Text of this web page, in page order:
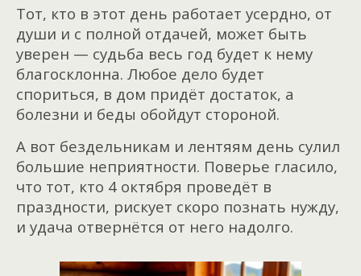
Тот, кто в этот день работает усердно, от
души и с полной отдачей, может быть
уверен — судьба весь год будет к нему
благосклонна. Любое дело будет
спориться, в дом придёт достаток, а
болезни и беды обойдут стороной.
А вот бездельникам и лентяям день сулил
большие неприятности. Поверье гласило,
что тот, кто 4 октября проведёт в
праздности, рискует скоро познать нужду,
и удача отвернётся от него надолго.